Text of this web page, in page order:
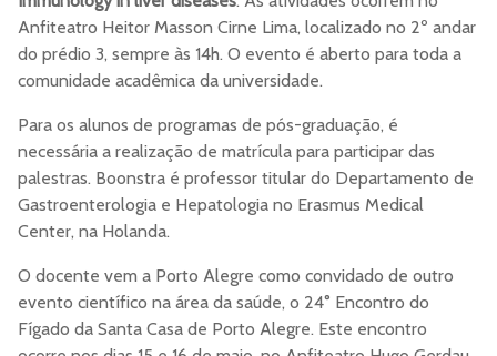
Anfiteatro Heitor Masson Cirne Lima, localizado no 2º andar
do prédio 3, sempre às 14h. O evento é aberto para toda a
comunidade acadêmica da universidade.
Para os alunos de programas de pós-graduação, é
necessária a realização de matrícula para participar das
palestras. Boonstra é professor titular do Departamento de
Gastroenterologia e Hepatologia no Erasmus Medical
Center, na Holanda.
O docente vem a Porto Alegre como convidado de outro
evento científico na área da saúde, o 24° Encontro do
Fígado da Santa Casa de Porto Alegre. Este encontro